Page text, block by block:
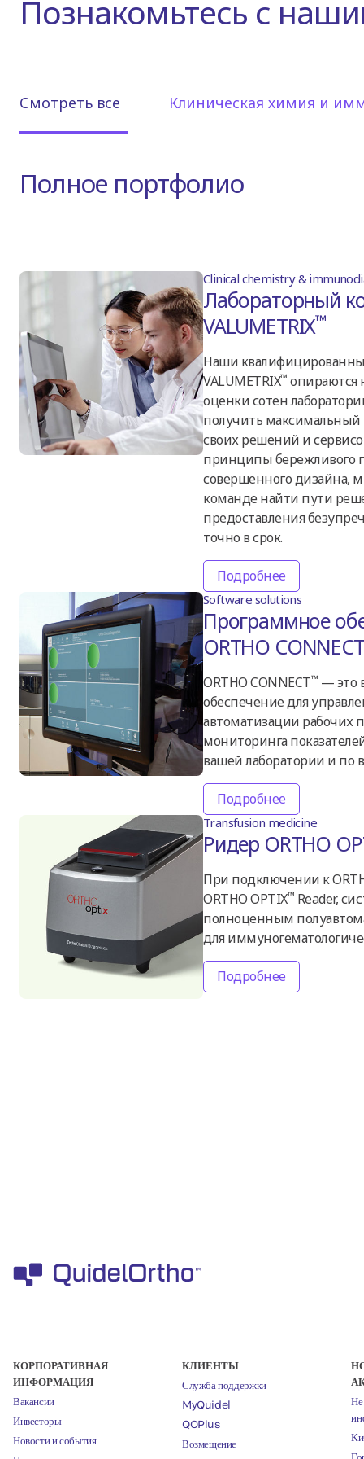
Познакомьтесь с
Смотреть все Клиническая химия и
Полное портфолио
Clinical chemistry &
Лабораторный
VALUMETRIX™
Наши
VALUMETRIX™
оценки сотен
получить максимальный
своих решений и
принципы бережливого
совершенного
команде найти пути
предоставления
точно в срок.
Подробнее
Software solutions
Программное
ORTHO CONNECT
ORTHO CONNECT™ — это
обеспечение для
автоматизации рабочих
мониторинга
вашей лаборатории и по
Подробнее
Transfusion medicine
Ридер ORTHO
При подключении к
ORTHO OPTIX™ Reader,
полноценным
для
Подробнее
КОРПОРАТИВНАЯ
ИНФОРМАЦИЯ
Вакансии
Инвесторы
Новости и события
КЛИЕНТЫ
Служба поддержки
MyQuidel
QOPlus
Возмещение